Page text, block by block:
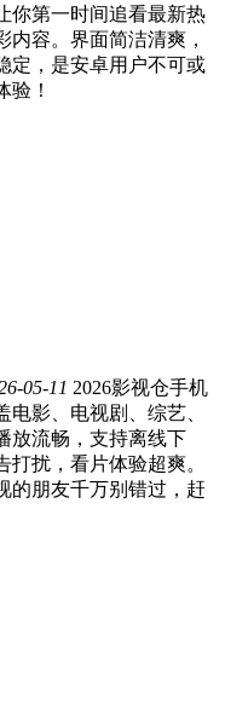
你第一时间追看最新热
容。界面简洁清爽，
定，是安卓用户不可或
验！
05-11 2026影视仓手机
影、电视剧、综艺、
放流畅，支持离线下
扰，看片体验超爽。
的朋友千万别错过，赶